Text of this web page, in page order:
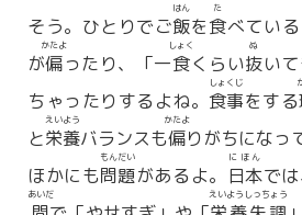
そう。ひとりでご飯
はん
を食
た
べてい
が偏
かたよ
ったり、「一食
しょく
くらい抜
ぬ
い
ちゃったりするよね。 食事
しょくじ
をする
と栄養
えいよう
バランスも偏
かたよ
りがちになっ
ほかにも問題
もんだい
があるよ。 日本
にほん
で
あいだ えいようしっちょう